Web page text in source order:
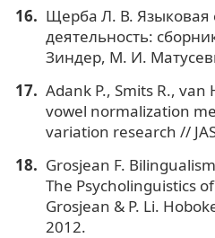
Щерба Л. В. Языковая
деятельность:
Зиндер, М. И.
Adank P., Smits R.,
vowel normalization
variation research //
Grosjean F.
The Psycholinguistics
Grosjean & P. Li.
2012.